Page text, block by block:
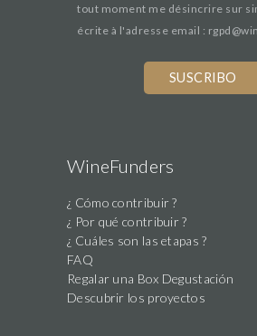
tout moment me désincrire sur
écrite à l'adresse email :
this
field
WineFunders
¿ Cómo contribuir ?
¿ Por qué contribuir ?
¿ Cuáles son las etapas ?
FAQ
Regalar una Box Degustación
Descubrir los proyectos